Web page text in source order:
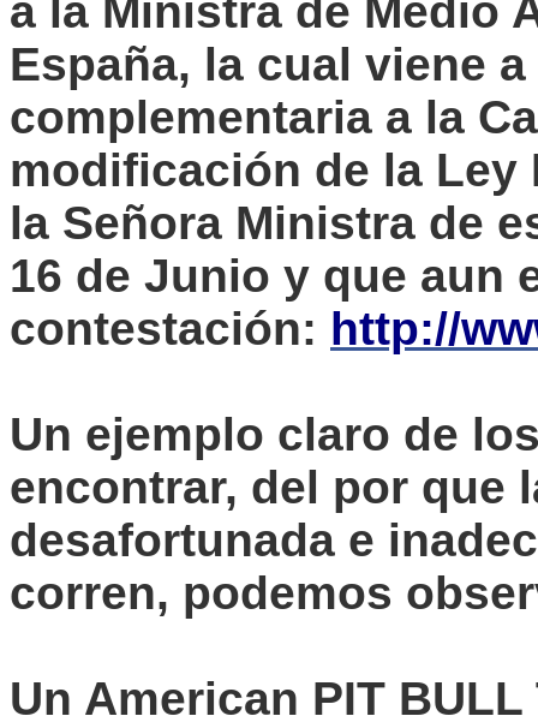
a la Ministra de Medio
España, la cual viene
complementaria a la
modificación de la Ley
la Señora Ministra de
16 de Junio y que aun
contestación: http://
Un ejemplo claro de
encontrar, del por que
desafortunada e
corren, podemos
Un American PIT BULL